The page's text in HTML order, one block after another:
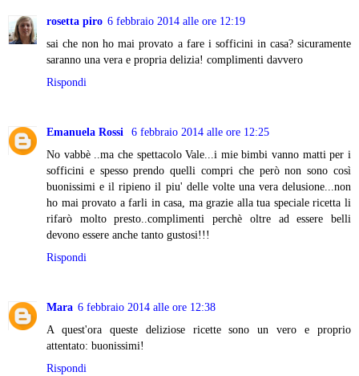
rosetta piro 6 febbraio 2014 alle ore 12:19
sai che non ho mai provato a fare i sofficini in casa? sicuramente
saranno una vera e propria delizia! complimenti davvero
Rispondi
Emanuela Rossi
6 febbraio 2014 alle ore 12:25
No vabbè ..ma che spettacolo Vale...i mie bimbi vanno matti per i
sofficini e spesso prendo quelli compri che però non sono così
buonissimi e il ripieno il piu' delle volte una vera delusione...non
ho mai provato a farli in casa, ma grazie alla tua speciale ricetta li
rifarò molto presto..complimenti perchè oltre ad essere belli
devono essere anche tanto gustosi!!!
Rispondi
Mara 6 febbraio 2014 alle ore 12:38
A quest'ora queste deliziose ricette sono un vero e proprio
attentato: buonissimi!
Rispondi